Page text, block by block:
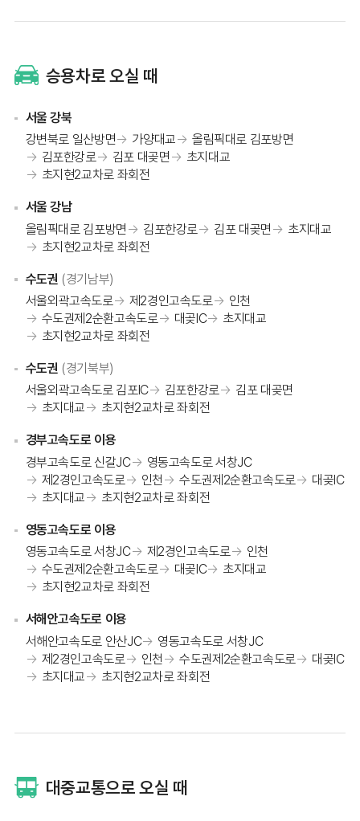
승용차로 오실 때
서울 강북
강변북로 일산방면
가양대교
올림픽대로 김포방면
김포한강로
김포 대곶면
초지대교
초지현2교차로 좌회전
서울 강남
올림픽대로 김포방면
김포한강로 김포 대곶면
초지대교
초지현2교차로 좌회전
수도권 (경기남부)
서울외곽고속도로
제2경인고속도로
인천
수도권제2순환고속도로
대곶IC
초지대교
초지현2교차로 좌회전
수도권 (경기북부)
서울외곽고속도로 김포IC
김포한강로
김포 대곶면
초지대교
초지현2교차로 좌회전
경부고속도로 이용
경부고속도로 신갈JC
영동고속도로 서창JC
제2경인고속도로
인천 수도권제2순환고속도로
대곶IC
초지대교
초지현2교차로 좌회전
영동고속도로 이용
영동고속도로 서창JC
제2경인고속도로
인천
수도권제2순환고속도로
대곶IC
초지대교
초지현2교차로 좌회전
서해안고속도로 이용
서해안고속도로 안산JC
영동고속도로 서창JC
제2경인고속도로
인천 수도권제2순환고속도로
대곶IC
초지대교
초지현2교차로 좌회전
대중교통으로 오실 때